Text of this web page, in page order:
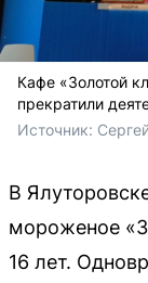
Кафе «Золотой
прекратили
Источник:
В
мороженое
16 лет.